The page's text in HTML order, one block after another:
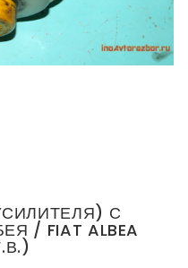
С
/ FIAT ALBEA